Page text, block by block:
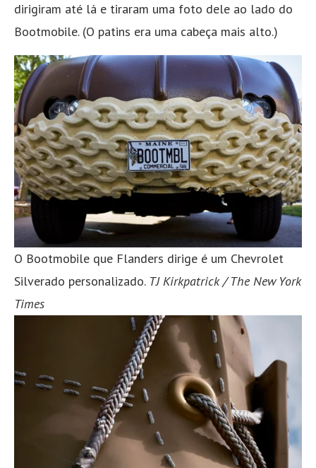
dirigiram até lá e tiraram uma foto dele ao lado do
Bootmobile. (O patins era uma cabeça mais alto.)
O Bootmobile que Flanders dirige é um Chevrolet
Silverado personalizado. TJ Kirkpatrick / The New York
Times